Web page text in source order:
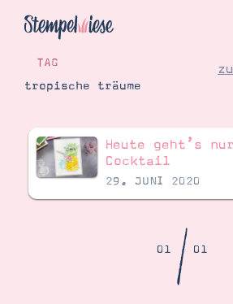
Hier Starten
Katalog
Bestellen
TAG
tropische träume
Heute geht’s
Cocktail
29. JUNI 2020
01/01